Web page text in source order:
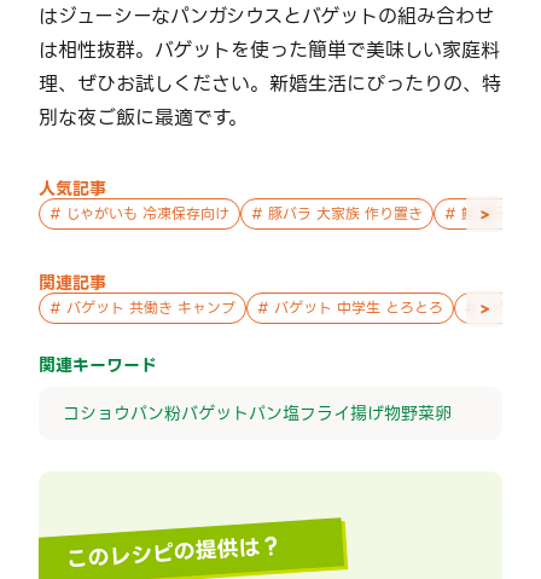
はジューシーなパンガシウスとバゲットの組み合わせ
は相性抜群。バゲットを使った簡単で美味しい家庭料
理、ぜひお試しください。新婚生活にぴったりの、特
別な夜ご飯に最適です。
人気記事
# じゃがいも 冷凍保存向け # 豚バラ 大家族 作り置き # 鮭 親子 作
>
関連記事
# バゲット 共働き キャンプ # バゲット 中学生 とろとろ #バゲッ
>
関連キーワード
コショウパン粉バゲットパン塩フライ揚げ物野菜卵
このレシピの提供は？